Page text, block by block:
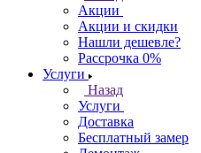
Акции
Акции и скидки
Нашли дешевле?
Рассрочка 0%
Услуги
Назад
Услуги
Доставка
Бесплатный замер